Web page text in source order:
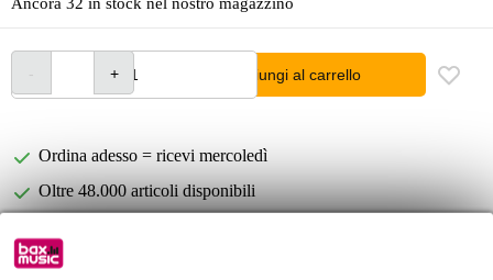
Aggiungi al carrello
Ordina adesso = ricevi mercoledì
Oltre 48.000 articoli disponibili